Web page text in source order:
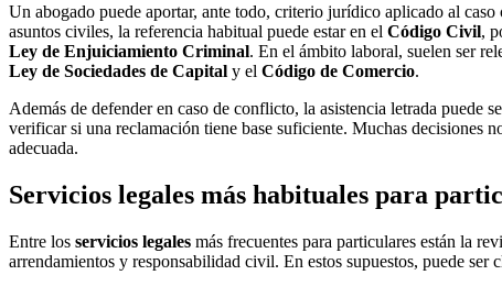
Un abogado puede aportar, ante todo, criterio jurídico aplicado al
asuntos civiles, la referencia habitual puede estar en el Código Civil,
Ley de Enjuiciamiento Criminal. En el ámbito laboral, suelen ser
Ley de Sociedades de Capital y el Código de Comercio.
Además de defender en caso de conflicto, la asistencia letrada puede
verificar si una reclamación tiene base suficiente. Muchas decisiones
adecuada.
Servicios legales más habituales para
Entre los servicios legales más frecuentes para particulares están la
arrendamientos y responsabilidad civil. En estos supuestos, puede